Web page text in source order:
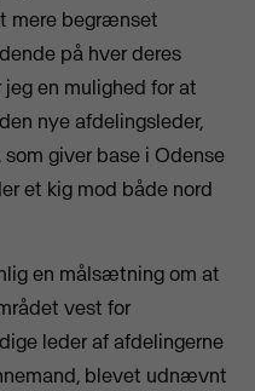
mere begrænset
på hver deres
en mulighed for at
nye afdelingsleder,
giver base i Odense
et kig mod både nord
en målsætning om at
vest for
leder af afdelingerne
blevet udnævnt